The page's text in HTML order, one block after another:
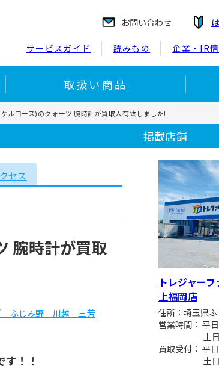
お問い合わせ
サービスガイド 読みもの 企業・IR
取扱い商品
ルコース)のクォーツ 腕時計が買取入荷致しました!
セス
腕時計が買取
ふじみ野 川越 三芳
す！！
掲載店舗
トレジャー
上福岡店
住所：埼玉県
営業時間： 平
土
買取受付： 平
土